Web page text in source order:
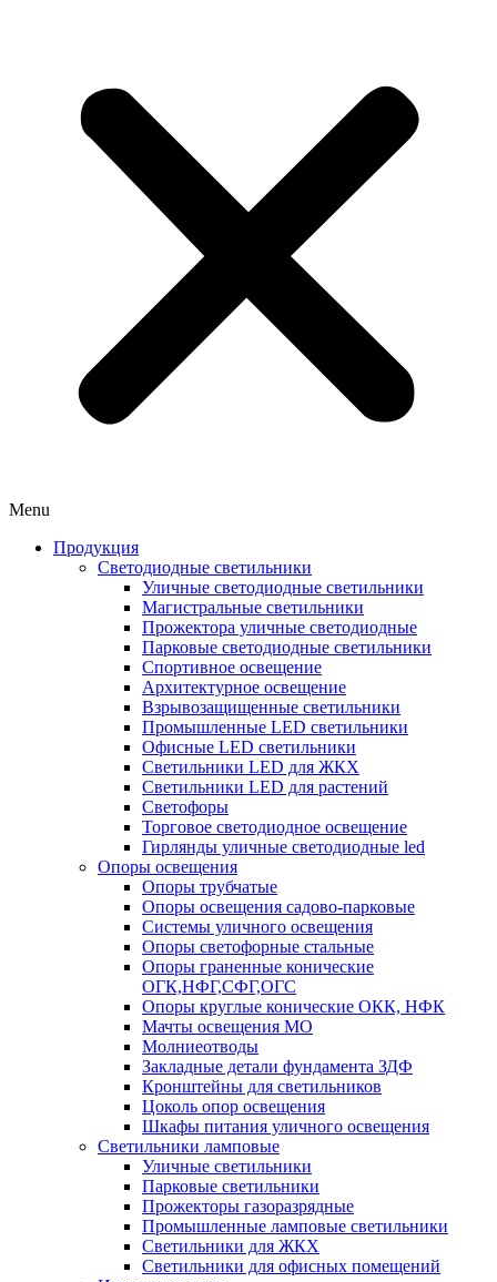
Menu
Продукция
Светодиодные светильники
Уличные светодиодные светильники
Магистральные светильники
Прожектора уличные светодиодные
Парковые светодиодные светильники
Спортивное освещение
Архитектурное освещение
Взрывозащищенные светильники
Промышленные LED светильники
Офисные LED светильники
Cветильники LED для ЖКХ
Светильники LED для растений
Светофоры
Торговое светодиодное освещение
Гирлянды уличные светодиодные led
Опоры освещения
Опоры трубчатые
Опоры освещения садово-парковые
Системы уличного освещения
Опоры светофорные стальные
Опоры граненные конические
ОГК,НФГ,СФГ,ОГС
Опоры круглые конические ОКК, НФК
Мачты освещения МО
Молниеотводы
Закладные детали фундамента ЗДФ
Кронштейны для светильников
Цоколь опор освещения
Шкафы питания уличного освещения
Светильники ламповые
Уличные светильники
Парковые светильники
Прожекторы газоразрядные
Промышленные ламповые светильники
Светильники для ЖКХ
Светильники для офисных помещений